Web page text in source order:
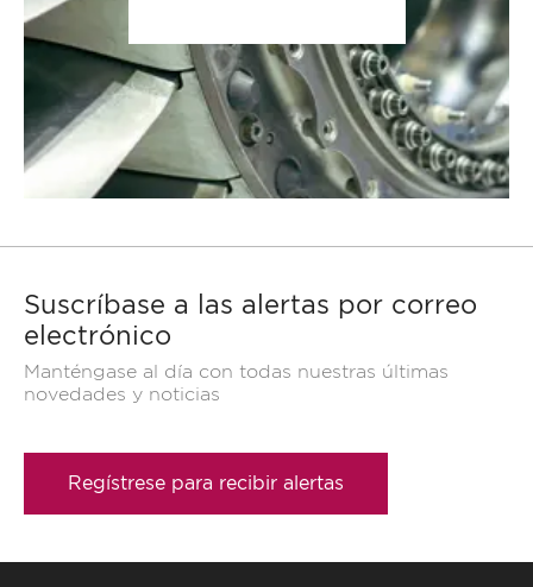
Suscríbase a las alertas por correo
electrónico
Manténgase al día con todas nuestras últimas
novedades y noticias
Regístrese para recibir alertas